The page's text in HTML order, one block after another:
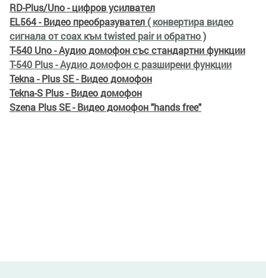
RD-Plus/Uno - цифров усилвател
EL564 - Видео преобразувател ( конвертира видео
сигнала от coax към twisted pair и обратно )
T-540 Uno - Аудио домофон със стандартни функции
T-540 Plus - Аудио домофон с разширени функции
Tekna - Plus SE - Видео домофон
Tekna-S Plus - Видео домофон
Szena Plus SE - Видео домофон "hands free"